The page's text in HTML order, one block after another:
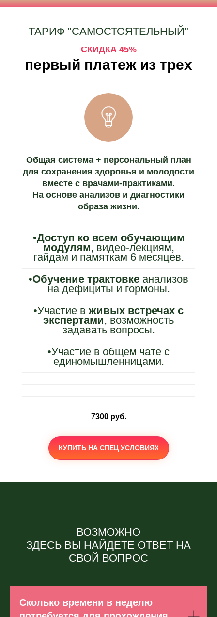
ТАРИФ "САМОСТОЯТЕЛЬНЫЙ"
СКИДКА 45%
первый платеж из трех
Общая система + персональный план
для сохранения здоровья и молодости
вместе с врачами-практиками.
На основе анализов и диагностики
образа жизни.
•Доступ ко всем обучающим
модулям, видео-лекциям,
гайдам и памяткам 6 месяцев.
•Обучение трактовке анализов
на дефициты и гормоны.
•Участие в живых встречах с
экспертами, возможность
задавать вопросы.
•Участие в общем чате с
единомышленницами.
7300 руб.
КУПИТЬ НА СПЕЦ УСЛОВИЯХ
ВОЗМОЖНО
ЗДЕСЬ ВЫ НАЙДЕТЕ ОТВЕТ НА
СВОЙ ВОПРОС
Сколько времени в неделю